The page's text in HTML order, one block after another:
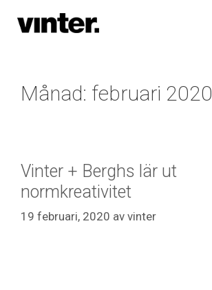
Månad: februari 2020
Vinter + Berghs lär ut
normkreativitet
19 februari, 2020 av vinter